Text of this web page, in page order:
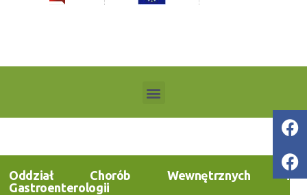
Oddział Chorób Wewnętrznych i
Gastroenterologii